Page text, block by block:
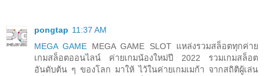
pongtap 11:37 AM
MEGA GAME MEGA GAME SLOT แหล่งรวมสล็อตทุกค่าย
เกมสล็อตออนไลน์ ค่ายเกมน้องใหม่ปี 2022 รวมเกมสล็อต
อันดับต้น ๆ ของโลก มาให้ ไว้ในค่ายเกมเมก้า จากสถิติผู้เล่น